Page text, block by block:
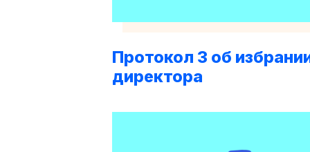
Протокол 3 об
директора